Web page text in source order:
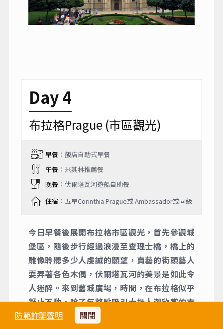
防範詐騙聲明 關閉
Day 4
布拉格Prague (市區觀光)
早餐：飯店自助式早餐
午餐：米其林推薦餐
晚餐：伏爾塔瓦河遊船自助餐
住宿 ：五星Corinthia Prague或 Ambassador或同級
今日早餐後展開布拉格市區觀光，首先參觀城
堡區，隨後步行經過浪漫至查理士橋，橋上的
雕像聆聽多少人虔誠的願望，賣藝的街頭藝人
耍弄著各色木偶，伏爾塔瓦河的美景是如此令
人迷醉。來到舊城廣場，時間，在布拉格似乎
凝止不動，除了每整點吸引大批人潮欣賞的市
政府天文古鐘，美輪美奐的機械裝置不只見證